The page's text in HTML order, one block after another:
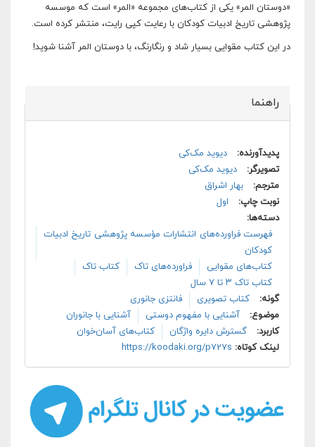
«دوستان المر» یکی از کتاب‌های مجموعه «المر» است که موسسه
پژوهشی تاریخ ادبیات کودکان با رعایت کپی رایت، منتشر کرده است.
در این کتاب مقوایی بسیار شاد و رنگارنگ، با دوستان المر آشنا شوید!
پنهان کن
راهنما
پدیدآورنده:
دیوید مک‌کی
تصویرگر:
دیوید مک‌کی
مترجم:
بهار اشراق
نوبت چاپ:
اول
دسته‌ها:
فهرست فراورده‌های انتشارات مؤسسه پژوهشی تاریخ ادبیات
کودکان
کتاب‌های مقوایی
فراورده‌های تاک
کتاب تاک
کتاب تاک ۳ تا ۷ سال
گونه:
کتاب تصویری
فانتزی جانوری
موضوع:
آشنایی با مفهوم دوستی
آشنایی با جانوران
کاربرد:
گسترش دایره واژگان
کتاب‌های آسان‌خوان
لینک کوتاه: https://koodaki.org/p727s